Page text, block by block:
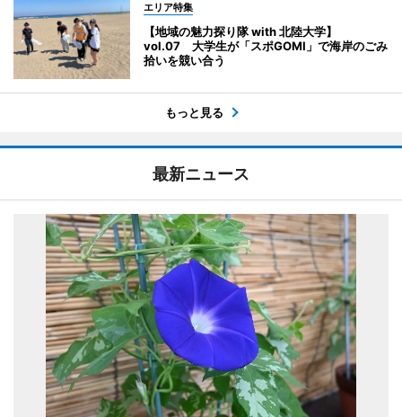
エリア特集
【地域の魅力探り隊 with 北陸大学】
vol.07 大学生が「スポGOMI」で海岸のごみ
拾いを競い合う
もっと見る
最新ニュース